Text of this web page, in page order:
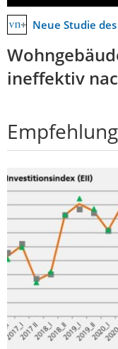
Neue Studie
ineffektiv